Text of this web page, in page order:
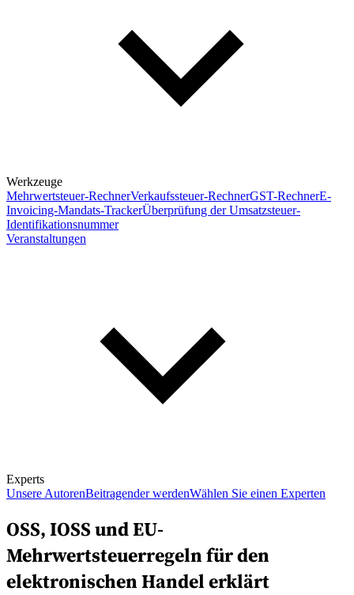
Werkzeuge
Mehrwertsteuer-RechnerVerkaufssteuer-RechnerGST-RechnerE-
Invoicing-Mandats-TrackerÜberprüfung der Umsatzsteuer-
Identifikationsnummer
Veranstaltungen
Experts
Unsere AutorenBeitragender werdenWählen Sie einen Experten
OSS, IOSS und EU-
Mehrwertsteuerregeln für den
elektronischen Handel erklärt